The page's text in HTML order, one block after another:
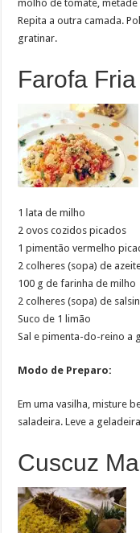
molho de tomate,
Repita a outra camada.
gratinar.
Farofa
1 lata de milho
2 ovos cozidos picados
1 pimentão vermelho
2 colheres (sopa) de
100 g de farinha de milho
2 colheres (sopa) de
Suco de 1 limão
Sal e pimenta-do-reino a
Modo de Preparo:
Em uma vasilha, misture
saladeira. Leve a
Cuscuz